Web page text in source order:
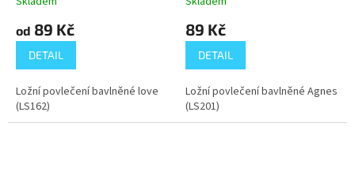
od 89 Kč
DETAIL
Ložní povlečení bavlněné love
(LS162)
89 Kč
DETAIL
Ložní povlečení bavlněné Agnes
(LS201)